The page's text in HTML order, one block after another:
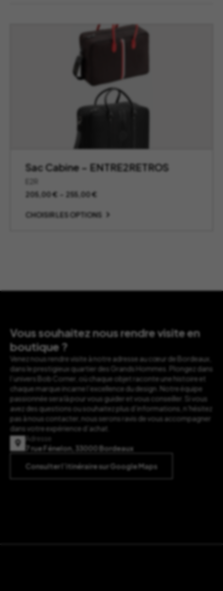
Sac Cabine – ENTRE2RETROS
205,00€ 255,00€
prix :
CHOISIR LES OPTIONS
Vous souhaitez nous rendre visite en
boutique ?
Venez nous rendre visite à notre adresse au cœur de Bordeaux,
dans le prestigieux quartier des Grands Hommes. Plongez dans
l’univers Bob Corner, où chaque objet raconte une histoire et
chaque marque incarne l’excellence du design. Notre équipe
passionnée sera là pour vous guider et vous conseiller. Si vous
avez des questions ou souhaitez plus d’informations, n’hésitez
pas à nous contacter, nous serons ravis de vous accompagner
dans votre expérience d’achat.
Adresse
7 rue Fénelon, 33000 Bordeaux
Consulter l’itinéraire sur Google Maps